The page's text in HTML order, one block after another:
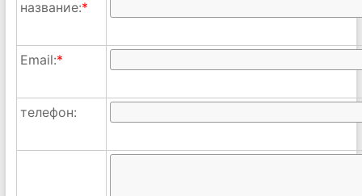
название:*
Email:*
телефон: